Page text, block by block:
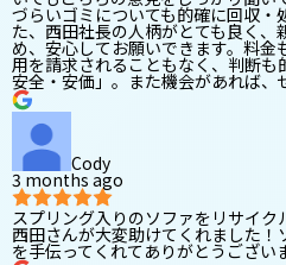
づらいゴミについても的確に回収・
た、西田社長の人柄がとても良く、
め、安心してお願いできます。料
用を請求されることもなく、判断も
安全・安価」。また機会があれば、
Cody
3 months ago
スプリング入りのソファをリサイク
西田さんが大変助けてくれました
を手伝ってくれてありがとうござい